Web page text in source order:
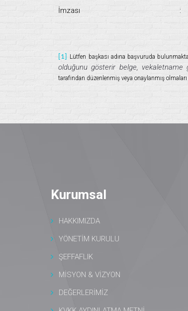
İmzası :
[1] Lütfen başkası adına başvuruda
olduğunu gösterir belge, vekaletname
tarafından düzenlenmiş veya onaylanmış olmaları
Kurumsal
HAKKIMIZDA
YÖNETİM KURULU
ŞEFFAFLIK
MİSYON & VİZYON
DEĞERLERİMİZ